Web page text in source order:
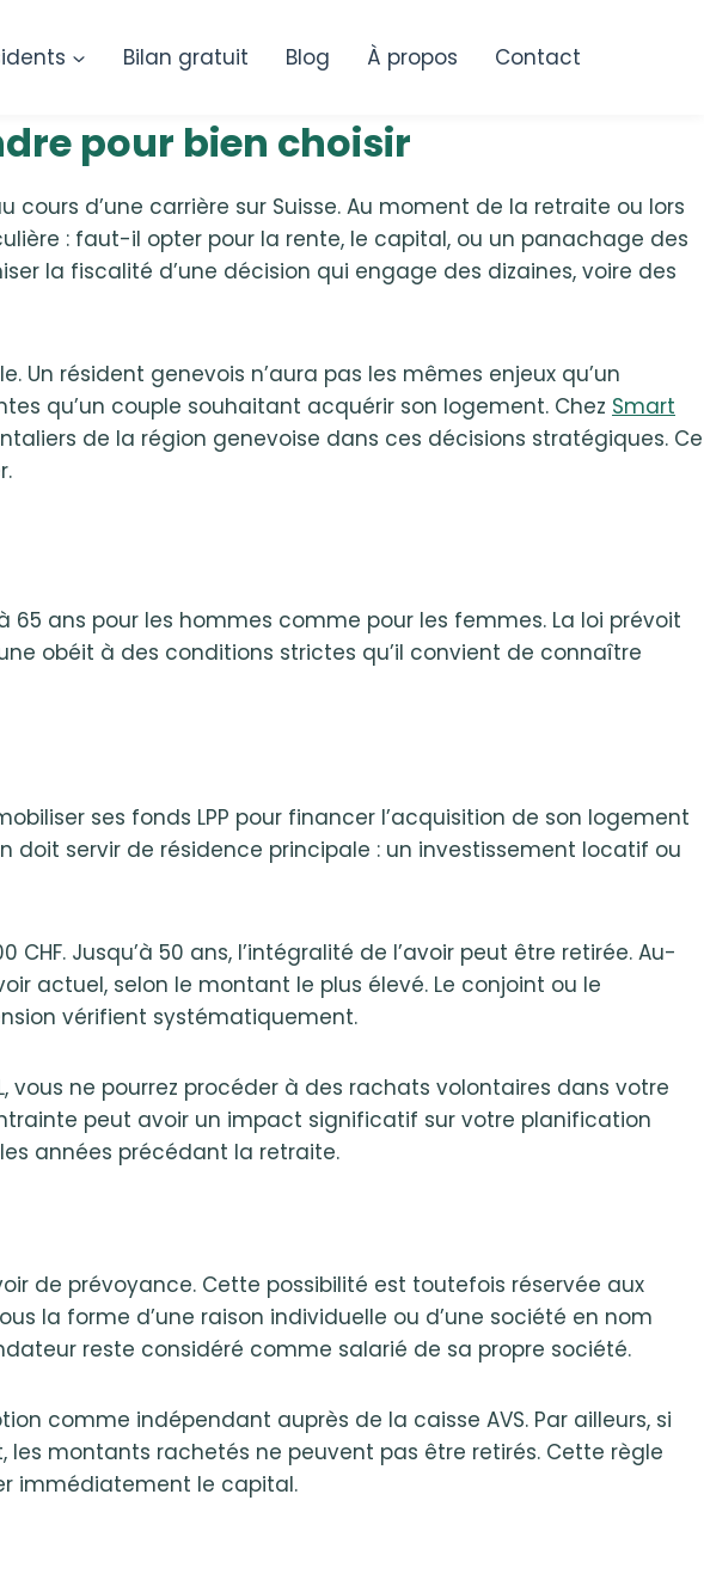
Bilan gratuit Blog À propos Contact
pour bien choisir
d’une carrière sur Suisse. Au moment de la retraite ou lors
: faut-il opter pour la rente, le capital, ou un panachage des
la fiscalité d’une décision qui engage des dizaines, voire des
résident genevois n’aura pas les mêmes enjeux qu’un
qu’un couple souhaitant acquérir son logement. Chez Smart
de la région genevoise dans ces décisions stratégiques. Ce
65 ans pour les hommes comme pour les femmes. La loi prévoit
obéit à des conditions strictes qu’il convient de connaître
ses fonds LPP pour financer l’acquisition de son logement
doit servir de résidence principale : un investissement locatif ou
Jusqu’à 50 ans, l’intégralité de l’avoir peut être retirée. Au-
actuel, selon le montant le plus élevé. Le conjoint ou le
vérifient systématiquement.
ne pourrez procéder à des rachats volontaires dans votre
peut avoir un impact significatif sur votre planification
années précédant la retraite.
de prévoyance. Cette possibilité est toutefois réservée aux
la forme d’une raison individuelle ou d’une société en nom
reste considéré comme salarié de sa propre société.
comme indépendant auprès de la caisse AVS. Par ailleurs, si
montants rachetés ne peuvent pas être retirés. Cette règle
immédiatement le capital.